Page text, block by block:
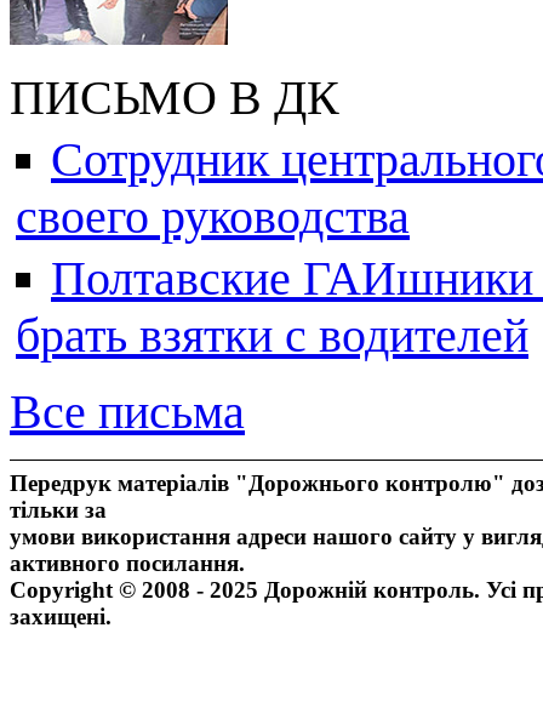
ПИСЬМО В ДК
Сотрудник
своего руководства
Полтавские ГАИшники
брать взятки с водителей
Все письма
Передрук матеріалів "Дорожнього контролю"
тільки за
умови використання адреси нашого сайту у
активного посилання.
Copyright © 2008 - 2025 Дорожній контроль. Усі
захищені.